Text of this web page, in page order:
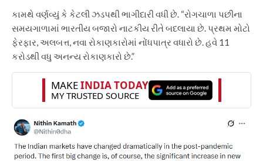
કામથે વર્ણવ્યું કે કેટલી ઝડપથી ભાગીદારી વધી છે. “રોગચાળા પછીના
સમયગાળામાં ભારતીય બજારો નાટકીય રીતે બદલાયા છે. પ્રથમ મોટો
ફેરફાર, અલબત્ત, નવા રોકાણકારોમાં નોંધપાત્ર વધારો છે. હવે 11
કરોડથી વધુ અનન્ય રોકાણકારો છે.”